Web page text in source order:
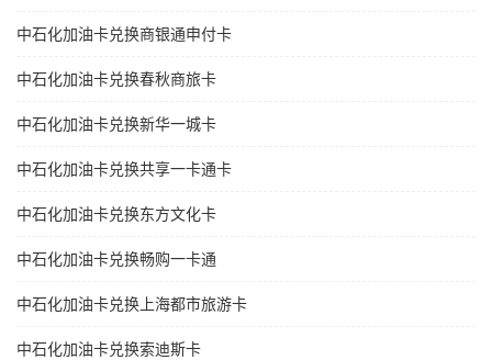
中石化加油卡兑换商银通申付卡
中石化加油卡兑换春秋商旅卡
中石化加油卡兑换新华一城卡
中石化加油卡兑换共享一卡通卡
中石化加油卡兑换东方文化卡
中石化加油卡兑换畅购一卡通
中石化加油卡兑换上海都市旅游卡
中石化加油卡兑换索迪斯卡